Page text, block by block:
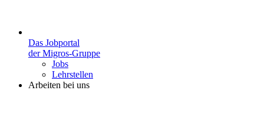
Das Jobportal
der Migros-Gruppe
Jobs
Lehrstellen
Arbeiten bei uns